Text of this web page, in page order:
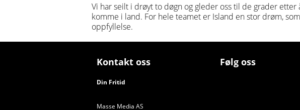
Vi har seilt i drøyt to døgn og gleder oss til de grader etter
komme i land. For hele teamet er Island en stor drøm,
oppfyllelse.
Kontakt oss
Din Fritid
Masse Media AS
Følg oss